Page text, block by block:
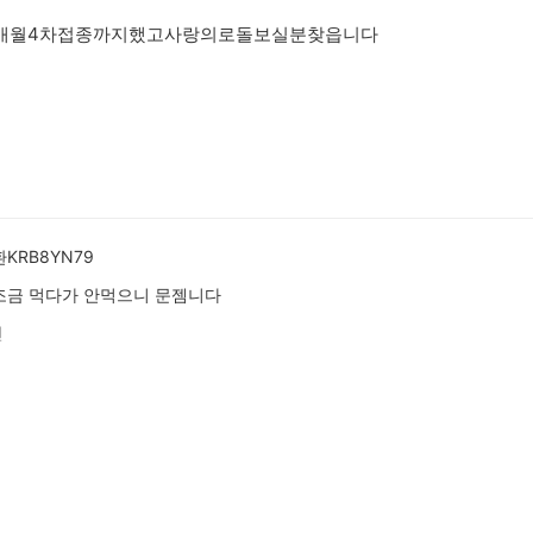
월4차접종까지했고사랑의로돌보실분찾읍니다
KRB8YN79
금 먹다가 안먹으니 문젬니다